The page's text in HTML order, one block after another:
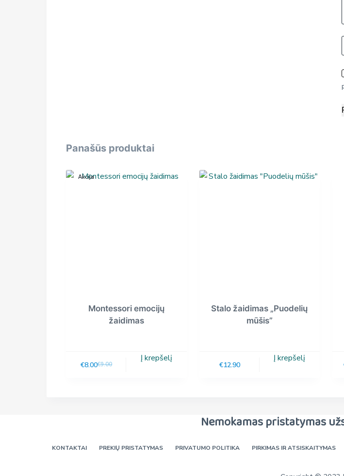
Panašūs produktai
Akcija
Montessori emocijų
žaidimas
€9.00
€8.00
Į krepšelį
Stalo žaidimas „Puodelių
mūšis”
€12.90
Į krepšelį
Nemokamas pristatymas
KONTAKTAI PREKIŲ PRISTATYMAS PRIVATUMO POLITIKA PIRKIMAS IR ATSISKAITYMAS